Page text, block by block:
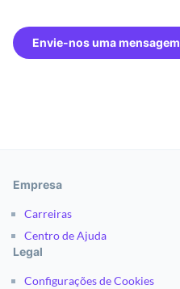
Envie-nos uma mensagem
Empresa
Carreiras
Centro de Ajuda
Legal
Configurações de Cookies